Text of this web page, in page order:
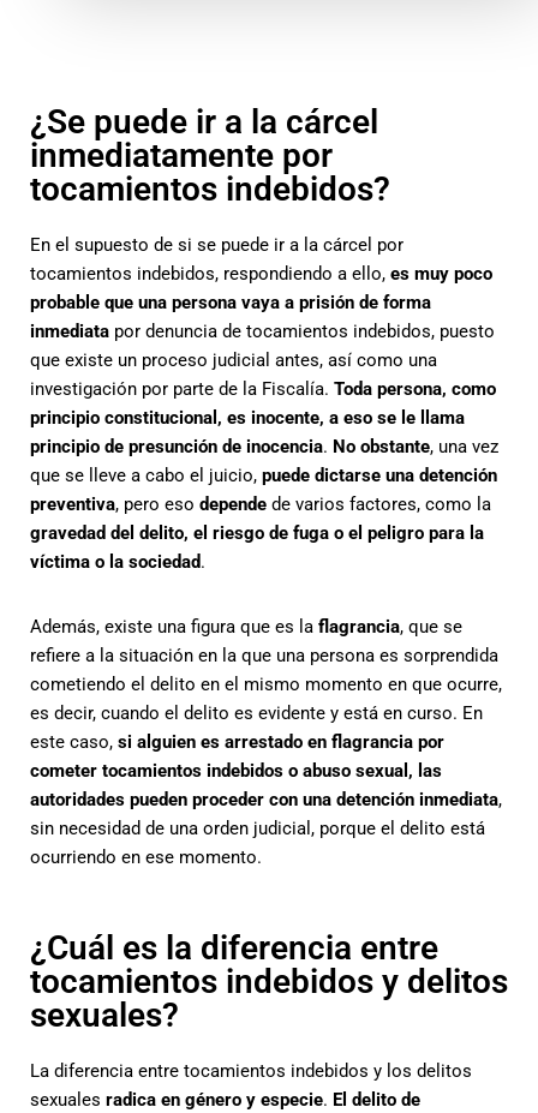
¿Se puede ir a la cárcel
inmediatamente por
tocamientos indebidos?
En el supuesto de si se puede ir a la cárcel por
tocamientos indebidos, respondiendo a ello, es muy poco
probable que una persona vaya a prisión de forma
inmediata por denuncia de tocamientos indebidos, puesto
que existe un proceso judicial antes, así como una
investigación por parte de la Fiscalía. Toda persona, como
principio constitucional, es inocente, a eso se le llama
principio de presunción de inocencia. No obstante, una vez
que se lleve a cabo el juicio, puede dictarse una detención
preventiva, pero eso depende de varios factores, como la
gravedad del delito, el riesgo de fuga o el peligro para la
víctima o la sociedad.
Además, existe una figura que es la flagrancia, que se
refiere a la situación en la que una persona es sorprendida
cometiendo el delito en el mismo momento en que ocurre,
es decir, cuando el delito es evidente y está en curso. En
este caso, si alguien es arrestado en flagrancia por
cometer tocamientos indebidos o abuso sexual, las
autoridades pueden proceder con una detención inmediata,
sin necesidad de una orden judicial, porque el delito está
ocurriendo en ese momento.
¿Cuál es la diferencia entre
tocamientos indebidos y delitos
sexuales?
La diferencia entre tocamientos indebidos y los delitos
sexuales radica en género y especie. El delito de